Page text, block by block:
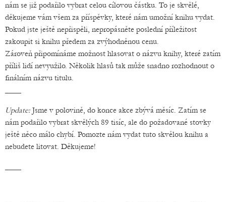
nám se již podařilo vybrat celou cílovou částku. To je skvělé,
děkujeme vám všem za příspěvky, které nám umožní knihu vydat.
Pokud jste ještě nepřispěli, nepropásněte poslední příležitost
zakoupit si knihu předem za zvýhodněnou cenu.
Zároveň připomínáme možnost hlasovat o názvu knihy, které zatím
příliš lidí nevyužilo. Několik hlasů tak může snadno rozhodnout o
finálním názvu titulu.
Update: Jsme v polovině, do konce akce zbývá měsíc. Zatím se
nám podařilo vybrat skvělých 89 tisíc, ale do požadované stovky
ještě něco málo chybí. Pomozte nám vydat tuto skvělou knihu a
nebudete litovat. Děkujeme!